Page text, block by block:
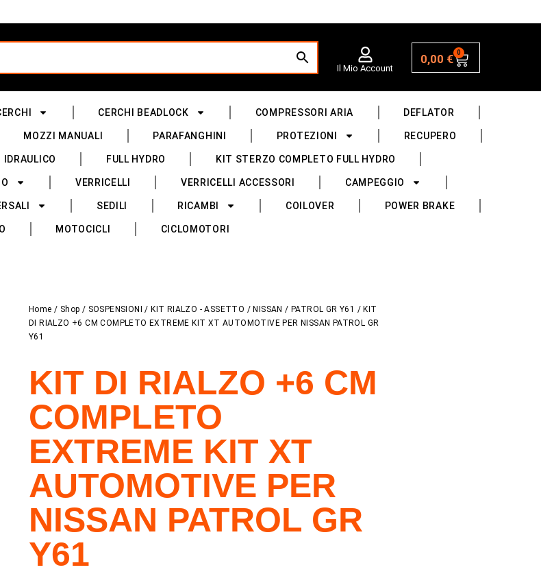
Il Mio Account
0,00 € 0
CERCHI BEADLOCK COMPRESSORI ARIA DEFLATOR
MOZZI MANUALI PARAFANGHINI PROTEZIONI RECUPERO
IDRAULICO FULL HYDRO KIT STERZO COMPLETO FULL HYDRO
VERRICELLI VERRICELLI ACCESSORI CAMPEGGIO
SEDILI RICAMBI COILOVER POWER BRAKE
MOTOCICLI CICLOMOTORI
Home / Shop / SOSPENSIONI / KIT RIALZO - ASSETTO / NISSAN / PATROL GR Y61 / KIT
DI RIALZO +6 CM COMPLETO EXTREME KIT XT AUTOMOTIVE PER NISSAN PATROL GR
Y61
KIT DI RIALZO +6 CM
COMPLETO
EXTREME KIT XT
AUTOMOTIVE PER
NISSAN PATROL GR
Y61